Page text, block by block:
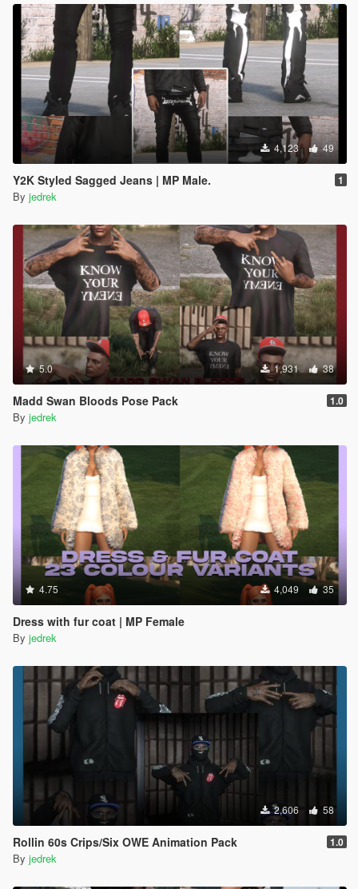
4,123 49
Y2K Styled Sagged Jeans | MP Male. 1
By jedrek
5.0 1,931 38
Madd Swan Bloods Pose Pack 1.0
By jedrek
4.75 4,049 35
Dress with fur coat | MP Female
By jedrek
2,606 58
Rollin 60s Crips/Six OWE Animation Pack 1.0
By jedrek